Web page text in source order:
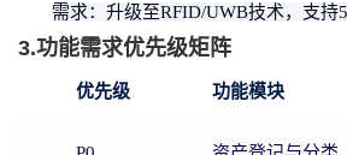
需求：升级至RFID/UWB技术，支持
3.功能需求优先级矩阵
优先级
功能模块